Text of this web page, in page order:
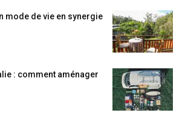
mode de vie en synergie
: comment aménager